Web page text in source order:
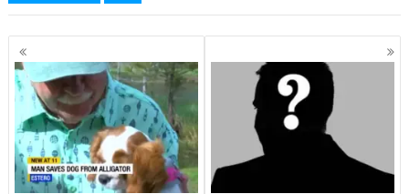
Πλοήγηση
άρθρων